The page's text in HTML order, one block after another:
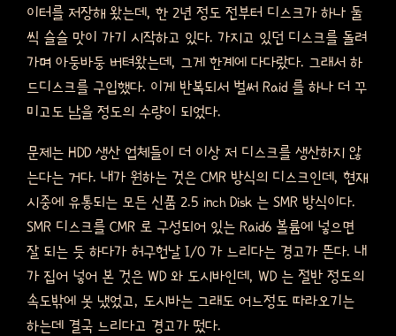
이터를 저장해 왔는데, 한 2년 정도 전부터 디스크가 하나 둘
씩 슬슬 맛이 가기 시작하고 있다. 가지고 있던 디스크를 돌려
가며 아둥바둥 버텨왔는데, 그게 한계에 다다랐다. 그래서 하
드디스크를 구입했다. 이게 반복되서 벌써 Raid 를 하나 더 꾸
미고도 남을 정도의 수량이 되었다.
문제는 HDD 생산 업체들이 더 이상 저 디스크를 생산하지 않
는다는 거다. 내가 원하는 것은 CMR 방식의 디스크인데, 현재
시중에 유통되는 모든 신품 2.5 inch Disk 는 SMR 방식이다.
SMR 디스크를 CMR 로 구성되어 있는 Raid6 볼륨에 넣으면
잘 되는 듯 하다가 허구헌날 I/O 가 느리다는 경고가 뜬다. 내
가 집어 넣어 본 것은 WD 와 도시바인데, WD 는 절반 정도의
속도밖에 못 냈었고, 도시바는 그래도 어느정도 따라오기는
하는데 결국 느리다고 경고가 떴다.